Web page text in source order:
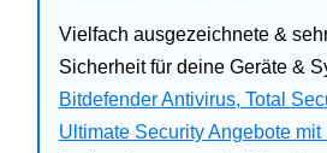
Vielfach ausgezeichnete &
Sicherheit für deine Geräte &
Bitdefender Antivirus, Total
Ultimate Security Angebote